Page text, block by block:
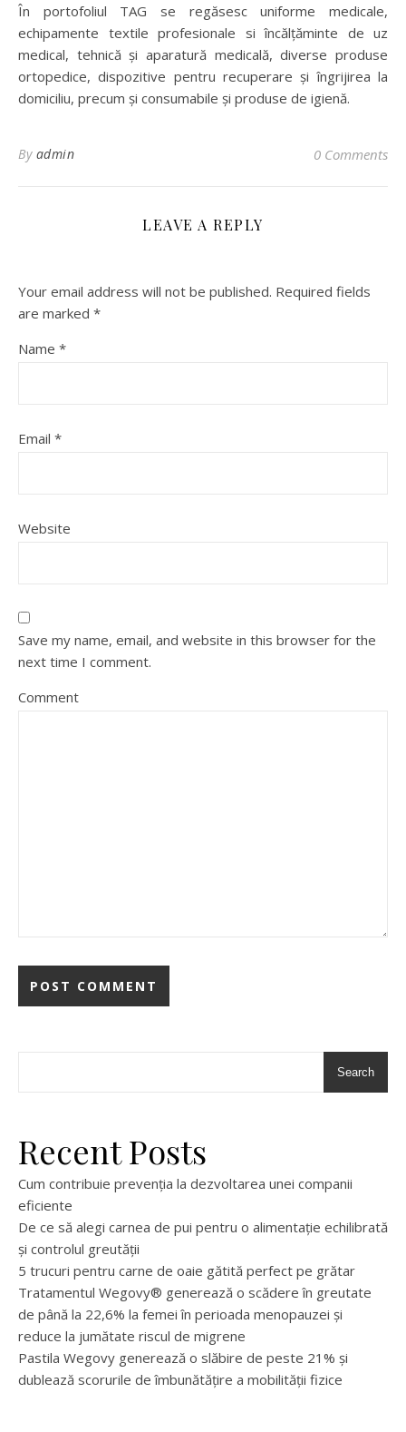
În portofoliul TAG se regăsesc uniforme medicale,
echipamente textile profesionale si încălțăminte de uz
medical, tehnică și aparatură medicală, diverse produse
ortopedice, dispozitive pentru recuperare și îngrijirea la
domiciliu, precum și consumabile și produse de igienă.
By admin 0 Comments
LEAVE A REPLY
Your email address will not be published. Required fields
are marked *
Name *
Email *
Website
Save my name, email, and website in this browser for the
next time I comment.
Comment
Search
Recent Posts
Cum contribuie prevenția la dezvoltarea unei companii
eficiente
De ce să alegi carnea de pui pentru o alimentație echilibrată
și controlul greutății
5 trucuri pentru carne de oaie gătită perfect pe grătar
Tratamentul Wegovy® generează o scădere în greutate
de până la 22,6% la femei în perioada menopauzei și
reduce la jumătate riscul de migrene
Pastila Wegovy generează o slăbire de peste 21% și
dublează scorurile de îmbunătățire a mobilității fizice